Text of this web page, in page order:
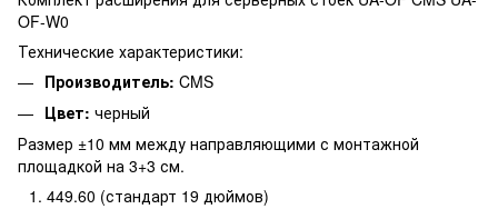
OF-W0
Технические характеристики:
Производитель: CMS
Цвет: черный
Размер ±10 мм между направляющими с монтажной
площадкой на 3+3 см.
449.60 (стандарт 19 дюймов)